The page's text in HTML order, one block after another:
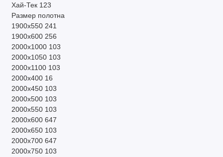
Хай-Тек 123
Размер полотна
1900х550 241
1900х600 256
2000х1000 103
2000х1050 103
2000х1100 103
2000х400 16
2000х450 103
2000х500 103
2000х550 103
2000х600 647
2000х650 103
2000х700 647
2000х750 103